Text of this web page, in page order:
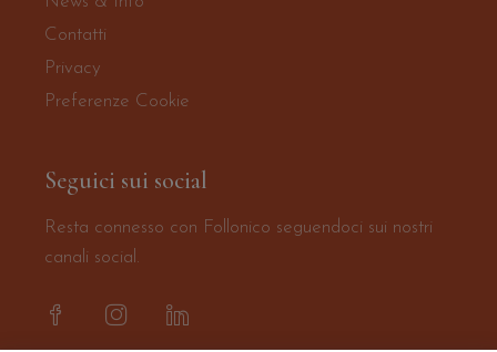
Contatti
Privacy
Preferenze Cookie
Seguici sui social
Resta connesso con Follonico seguendoci sui nostri
canali social.